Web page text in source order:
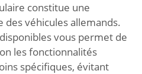
constitue une
véhicules allemands.
vous permet de
les fonctionnalités
spécifiques, évitant